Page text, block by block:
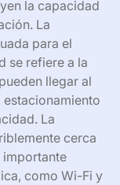
la capacidad
La
para el
se refiere a la
llegar al
La
cerca
importante
como Wi-Fi y